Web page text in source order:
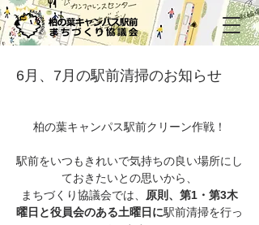
6月、7月の駅前清掃のお知らせ
柏の葉キャンパス駅前クリーン作戦！
駅前をいつもきれいで気持ちの良い場所にし
ておきたいとの思いから、
まちづくり協議会では、 原則、第1・第3木
曜日と役員会のある土曜日に駅前清掃を行っ